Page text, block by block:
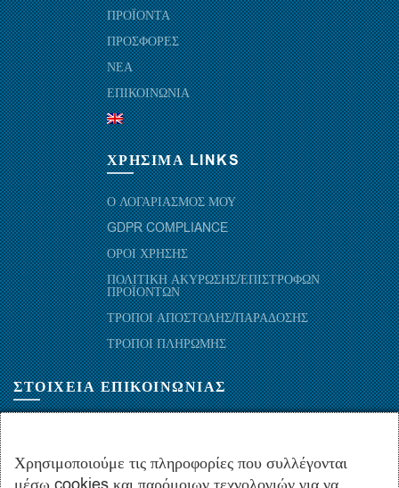
ΠΡΟΪΟΝΤΑ
ΠΡΟΣΦΟΡΕΣ
ΝΕΑ
ΕΠΙΚΟΙΝΩΝΙΑ
ΧΡΗΣΙΜΑ LINKS
Ο ΛΟΓΑΡΙΑΣΜΟΣ ΜΟΥ
GDPR COMPLIANCE
ΟΡΟΙ ΧΡΗΣΗΣ
ΠΟΛΙΤΙΚΗ ΑΚΥΡΩΣΗΣ/ΕΠΙΣΤΡΟΦΩΝ
ΠΡΟΪΟΝΤΩΝ
ΤΡΟΠΟΙ ΑΠΟΣΤΟΛΗΣ/ΠΑΡΑΔΟΣΗΣ
ΤΡΟΠΟΙ ΠΛΗΡΩΜΗΣ
ΣΤΟΙΧΕΙΑ ΕΠΙΚΟΙΝΩΝΙΑΣ
+30.210-5143367,+30.210-5154659,+30.210-5147842
Χρησιμοποιούμε τις πληροφορίες που συλλέγονται